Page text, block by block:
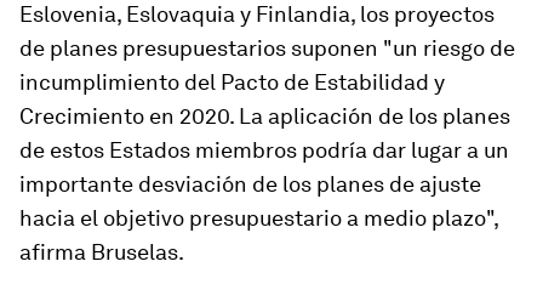
Eslovenia, Eslovaquia y Finlandia, los proyectos
de planes presupuestarios suponen "un riesgo de
incumplimiento del Pacto de Estabilidad y
Crecimiento en 2020. La aplicación de los planes
de estos Estados miembros podría dar lugar a un
importante desviación de los planes de ajuste
hacia el objetivo presupuestario a medio plazo",
afirma Bruselas.